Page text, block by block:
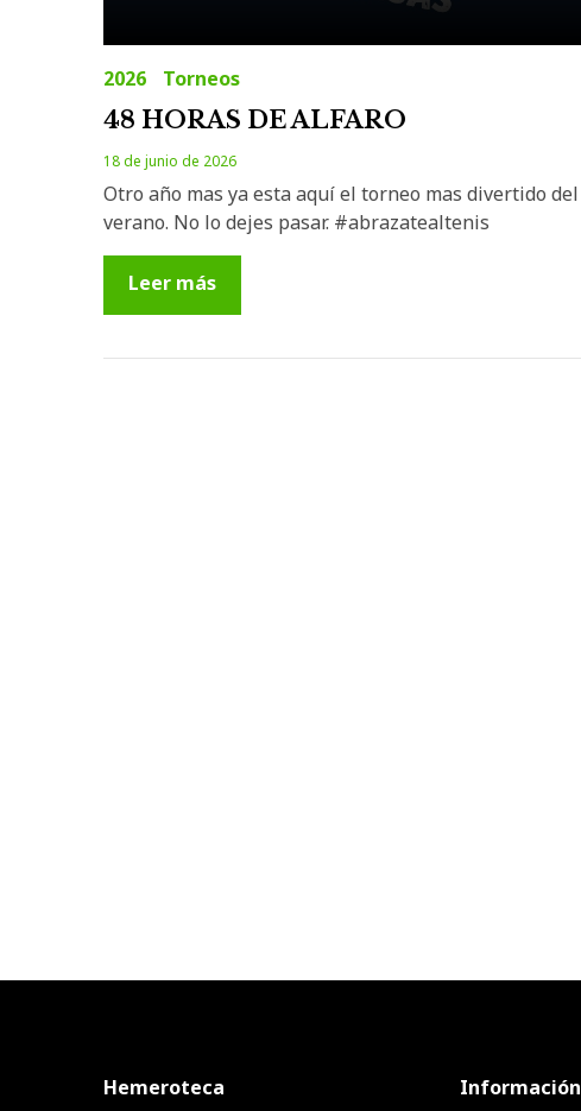
2026 Torneos
48 HORAS DE ALFARO
18 de junio de 2026
Otro año mas ya esta aquí el torneo mas divertido del
verano. No lo dejes pasar. #abrazatealtenis
Leer más
Hemeroteca Información